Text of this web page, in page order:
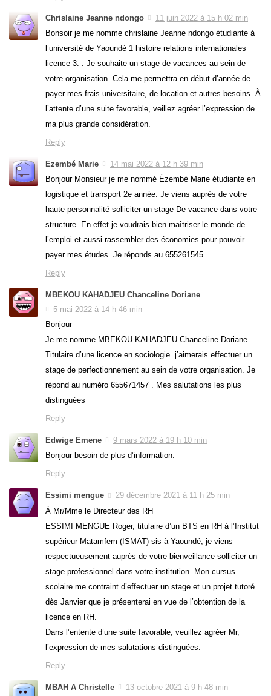
Chrislaine Jeanne ndongo
11 juin 2022 à 15 h 02 min
Bonsoir je me nomme chrislaine Jeanne ndongo étudiante à
l’université de Yaoundé 1 histoire relations internationales
licence 3. . Je souhaite un stage de vacances au sein de
votre organisation. Cela me permettra en début d’année de
payer mes frais universitaire, de location et autres besoins. À
l’attente d’une suite favorable, veillez agréer l’expression de
ma plus grande considération.
Reply
Ezembé Marie
14 mai 2022 à 12 h 39 min
Bonjour Monsieur je me nommé Ézembé Marie étudiante en
logistique et transport 2e année. Je viens auprès de votre
haute personnalité solliciter un stage De vacance dans votre
structure. En effet je voudrais bien maîtriser le monde de
l’emploi et aussi rassembler des économies pour pouvoir
payer mes études. Je réponds au 655261545
Reply
MBEKOU KAHADJEU Chanceline Doriane
5 mai 2022 à 14 h 46 min
Bonjour
Je me nomme MBEKOU KAHADJEU Chanceline Doriane.
Titulaire d’une licence en sociologie. j’aimerais effectuer un
stage de perfectionnement au sein de votre organisation. Je
répond au numéro 655671457 . Mes salutations les plus
distinguées
Reply
Edwige Emene
9 mars 2022 à 19 h 10 min
Bonjour besoin de plus d’information.
Reply
Essimi mengue
29 décembre 2021 à 11 h 25 min
À Mr/Mme le Directeur des RH
ESSIMI MENGUE Roger, titulaire d’un BTS en RH à l’Institut
supérieur Matamfem (ISMAT) sis à Yaoundé, je viens
respectueusement auprès de votre bienveillance solliciter un
stage professionnel dans votre institution. Mon cursus
scolaire me contraint d’effectuer un stage et un projet tutoré
dès Janvier que je présenterai en vue de l’obtention de la
licence en RH.
Dans l’entente d’une suite favorable, veuillez agréer Mr,
l’expression de mes salutations distinguées.
Reply
MBAH A Christelle
13 octobre 2021 à 9 h 48 min